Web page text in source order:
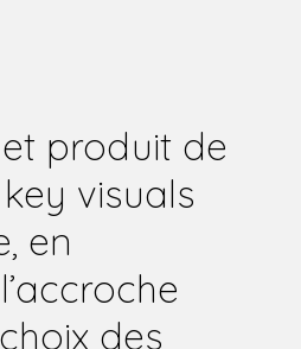
produit de
visuals
en
des